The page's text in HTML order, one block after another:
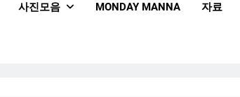
사진모음 MONDAY MANNA 자료